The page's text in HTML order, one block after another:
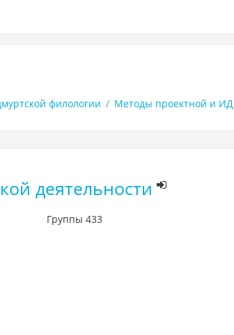
филологии Методы проектной и ИД
деятельности
Группы 433